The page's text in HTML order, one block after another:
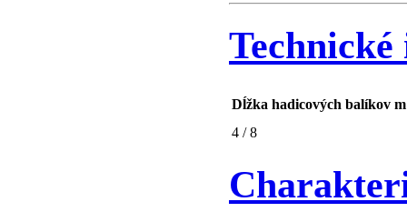
Dĺžka hadicových balíkov m
4 / 8